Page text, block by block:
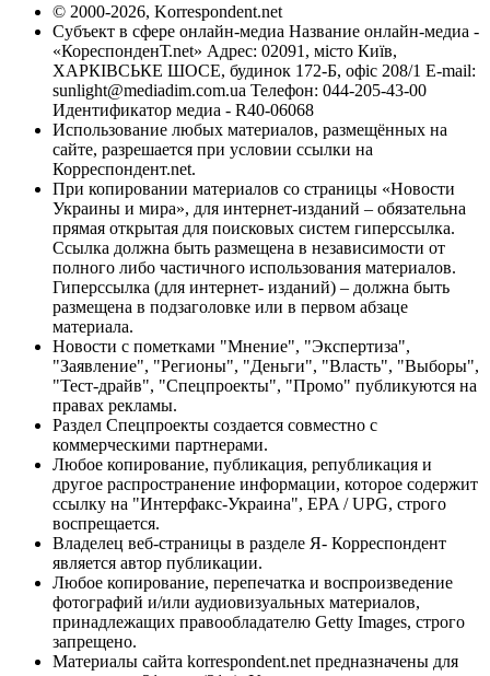
© 2000-2026, Korrespondent.net
Субъект в сфере онлайн-медиа Название онлайн-медиа -
«КореспонденТ.net» Адрес: 02091, місто Київ,
ХАРКІВСЬКЕ ШОСЕ, будинок 172-Б, офіс 208/1 E-mail:
sunlight@mediadim.com.ua Телефон: 044-205-43-00
Идентификатор медиа - R40-06068
Использование любых материалов, размещённых на
сайте, разрешается при условии ссылки на
Корреспондент.net.
При копировании материалов со страницы «Новости
Украины и мира», для интернет-изданий – обязательна
прямая открытая для поисковых систем гиперссылка.
Ссылка должна быть размещена в независимости от
полного либо частичного использования материалов.
Гиперссылка (для интернет- изданий) – должна быть
размещена в подзаголовке или в первом абзаце
материала.
Новости с пометками "Мнение", "Экспертиза",
"Заявление", "Регионы", "Деньги", "Власть", "Выборы",
"Тест-драйв", "Спецпроекты", "Промо" публикуются на
правах рекламы.
Раздел Спецпроекты создается совместно с
коммерческими партнерами.
Любое копирование, публикация, републикация и
другое распространение информации, которое содержит
ссылку на "Интерфакс-Украина", EPA / UPG, строго
воспрещается.
Владелец веб-страницы в разделе Я- Корреспондент
является автор публикации.
Любое копирование, перепечатка и воспроизведение
фотографий и/или аудиовизуальных материалов,
принадлежащих правообладателю Getty Images, строго
запрещено.
Материалы сайта korrespondent.net предназначены для